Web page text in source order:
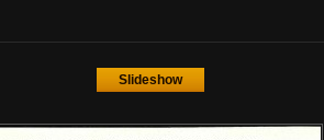
Slideshow